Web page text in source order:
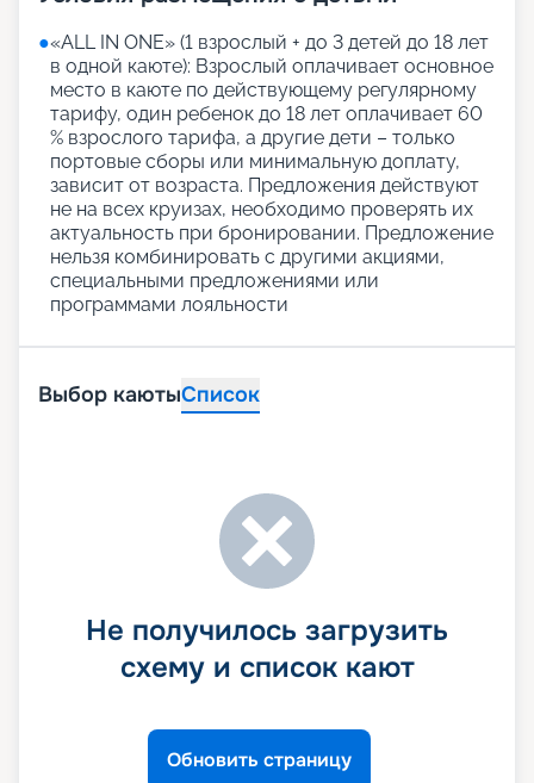
●«АLL IN ONE» (1 взрослый + до 3 детей до 18 лет
в одной каюте): Взрослый оплачивает основное
место в каюте по действующему регулярному
тарифу, один ребенок до 18 лет оплачивает 60
% взрослого тарифа, а другие дети – только
портовые сборы или минимальную доплату,
зависит от возраста. Предложения действуют
не на всех круизах, необходимо проверять их
актуальность при бронировании. Предложение
нельзя комбинировать с другими акциями,
специальными предложениями или
программами лояльности
Выбор каютыСписок
Не получилось загрузить
схему и список кают
Обновить страницу